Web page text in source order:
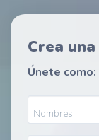
Crea
Únete como:
Nombres